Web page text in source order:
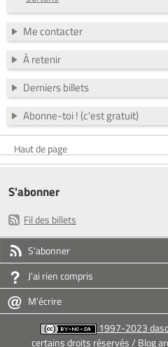
Me contacter
À retenir
Derniers billets
Abonne-toi ! (c'est gratuit)
Haut de page
S'abonner
Fil des billets
S'abonner
J'ai rien compris
M'écrire
1997-2023
certains droits réservés/ Blog